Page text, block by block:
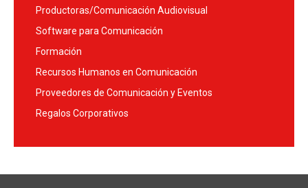
Productoras/Comunicación Audiovisual
Software para Comunicación
Formación
Recursos Humanos en Comunicación
Proveedores de Comunicación y Eventos
Regalos Corporativos